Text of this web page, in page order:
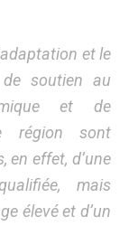
et le
soutien au
et de
région sont
en effet, d’une
mais
élevé et d’un